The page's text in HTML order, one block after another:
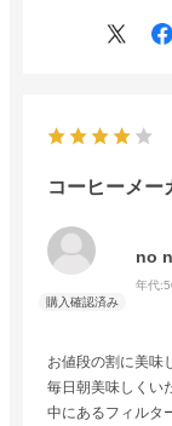
コーヒーメー
no
年代:
お値段の割に美味
毎日朝美味しくい
中にあるフィルタ